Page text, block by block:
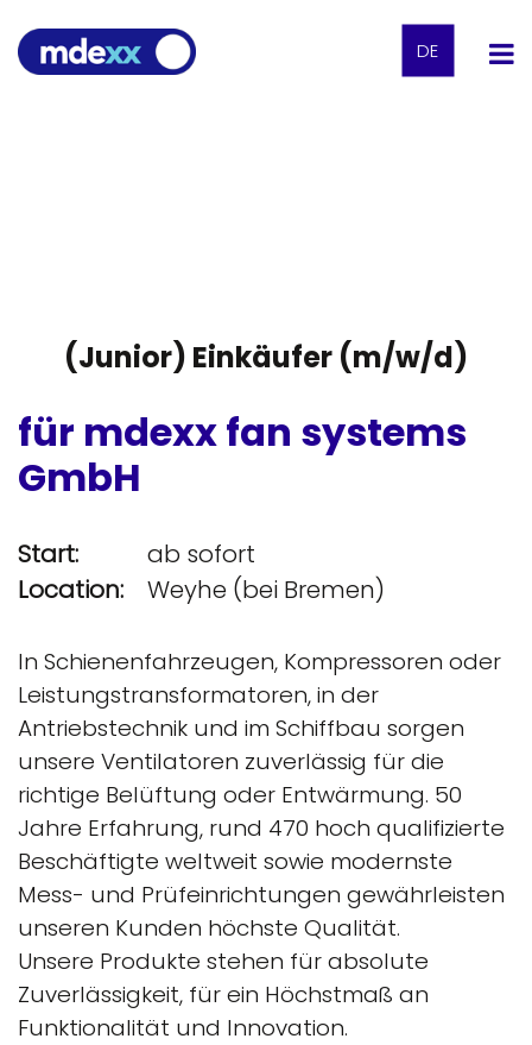
DE
(Junior) Einkäufer (m/w/d)
für mdexx fan systems
GmbH
Start:
ab sofort
Location:
Weyhe (bei Bremen)
In Schienenfahrzeugen, Kompressoren oder
Leistungstransformatoren, in der
Antriebstechnik und im Schiffbau sorgen
unsere Ventilatoren zuverlässig für die
richtige Belüftung oder Entwärmung. 50
Jahre Erfahrung, rund 470 hoch qualifizierte
Beschäftigte weltweit sowie modernste
Mess- und Prüfeinrichtungen gewährleisten
unseren Kunden höchste Qualität.
Unsere Produkte stehen für absolute
Zuverlässigkeit, für ein Höchstmaß an
Funktionalität und Innovation.